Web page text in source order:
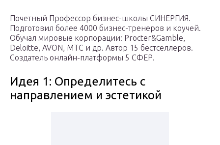
Почетный Профессор бизнес-школы СИНЕРГИЯ.
Подготовил более 4000 бизнес-тренеров и коучей.
Обучал мировые корпорации: Procter&Gamble,
Deloitte, AVON, MTC и др. Автор 15 бестселлеров.
Создатель онлайн-платформы 5 СФЕР.
Идея 1: Определитесь с
направлением и эстетикой